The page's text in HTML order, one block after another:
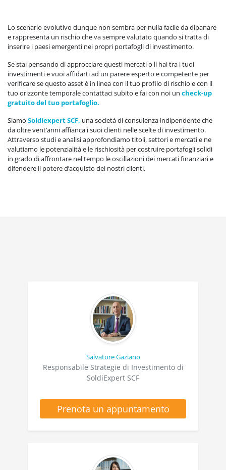
Lo scenario evolutivo dunque non sembra per nulla facile da dipanare
e rappresenta un rischio che va sempre valutato quando si tratta di
inserire i paesi emergenti nei propri portafogli di investimento.
Se stai pensando di approcciare questi mercati o li hai tra i tuoi
investimenti e vuoi affidarti ad un parere esperto e competente per
verificare se questo asset è in linea con il tuo profilo di rischio e con il
tuo orizzonte temporale contattaci subito e fai con noi un check-up
gratuito del tuo portafoglio.
Siamo Soldiexpert SCF, una società di consulenza indipendente che
da oltre vent’anni affianca i suoi clienti nelle scelte di investimento.
Attraverso studi e analisi approfondiamo titoli, settori e mercati e ne
valutiamo le potenzialità e le rischiosità per costruire portafogli solidi
in grado di affrontare nel tempo le oscillazioni dei mercati finanziari e
difendere il potere d’acquisto dei nostri clienti.
Salvatore Gaziano
Responsabile Strategie di Investimento di
SoldiExpert SCF
Prenota un appuntamento